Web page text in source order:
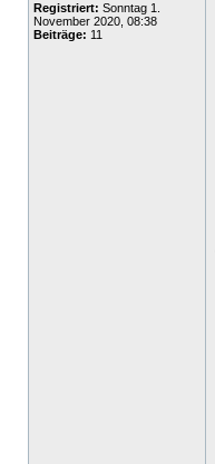
Registriert: Sonntag 1.
November 2020, 08:38
Beiträge: 11